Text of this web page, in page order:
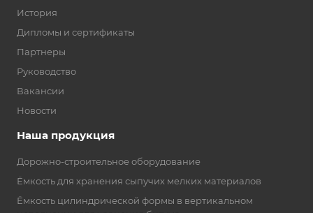
История
Дипломы и сертификаты
Партнеры
Руководство
Вакансии
Новости
Наша продукция
Дорожно-строительное оборудование
Ёмкость для хранения сыпучих мелких материалов
Ёмкость цилиндрической формы в вертикальном